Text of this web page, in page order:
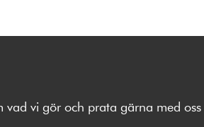
vi gör och prata gärna med oss